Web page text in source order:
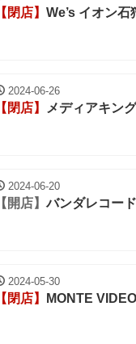
【閉店】 We’s イオン石
2024-06-26
【閉店】 メディアキン
2024-06-20
【開店】バンダレコー
2024-05-30
【閉店】 MONTE VIDEO